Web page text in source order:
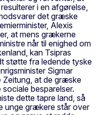
i en afgørelse,
det græske
Alexis
at mens grækerne
når til enighed om
kan Tsipras
støtte fra ledende tyske
Sigmar
Zeitung, at de græske
besparelser.
dette tapre land, så
unge grækere står over